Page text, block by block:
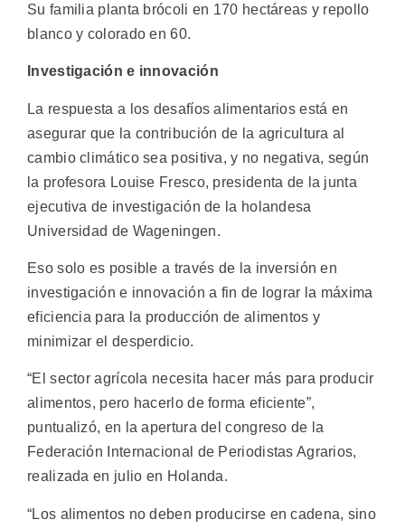
Su familia planta brócoli en 170 hectáreas y repollo
blanco y colorado en 60.
Investigación e innovación
La respuesta a los desafíos alimentarios está en
asegurar que la contribución de la agricultura al
cambio climático sea positiva, y no negativa, según
la profesora Louise Fresco, presidenta de la junta
ejecutiva de investigación de la holandesa
Universidad de Wageningen.
Eso solo es posible a través de la inversión en
investigación e innovación a fin de lograr la máxima
eficiencia para la producción de alimentos y
minimizar el desperdicio.
“El sector agrícola necesita hacer más para producir
alimentos, pero hacerlo de forma eficiente”,
puntualizó, en la apertura del congreso de la
Federación Internacional de Periodistas Agrarios,
realizada en julio en Holanda.
“Los alimentos no deben producirse en cadena, sino